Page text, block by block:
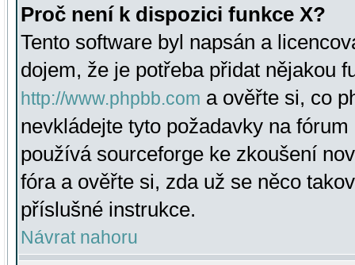
Proč není k dispozici funkce X?
Tento software byl napsán a
dojem, že je potřeba přidat nějakou
http://www.phpbb.com a ověřte si, co
nevkládejte tyto požadavky na
používá sourceforge ke zkoušení
fóra a ověřte si, zda už se něco
příslušné instrukce.
Návrat nahoru